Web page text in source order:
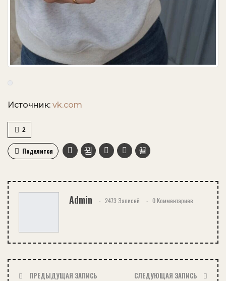
Источник: vk.com
2
Поделится
Admin 2473 Записей 0 Комментариев
ПРЕДЫДУЩАЯ ЗАПИСЬ СЛЕДУЮЩАЯ ЗАПИСЬ